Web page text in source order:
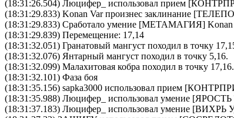
(18:31:26.504) Люцифер_ использовал прием [
(18:31:29.833) Konan Varпроизнес заклинание [
(18:31:29.833) Сработало умение [МЕТАМАГИЯ] Konan
(18:31:29.839) Перемещение: 17,14
(18:31:32.051) Гранатовый мангуст походил в точку
(18:31:32.076) Янтарный мангуст походил в точку 5,16.
(18:31:32.099) Малахитовая кобра походил в точку 17,16.
(18:31:32.101) Фаза боя
(18:31:35.156) sapka3000 использовал прием [
(18:31:35.988) Люцифер_ использовал умение [
(18:31:37.183) Люцифер_ использовал умение [ВИХРЬ